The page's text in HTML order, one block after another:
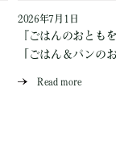
2026年7月1日
『ごはんのおとも
「ごはん＆パンの
Read more